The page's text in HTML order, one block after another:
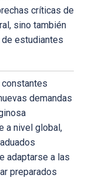
críticas de
sino también
de estudiantes
demandas
a nivel global,
adaptarse a las
preparados